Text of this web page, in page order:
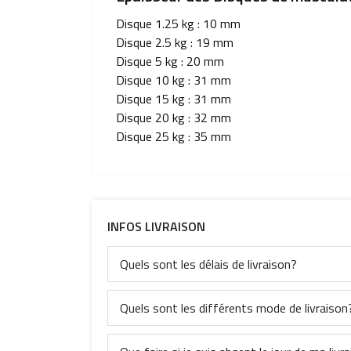
Disque 1.25 kg : 10 mm
Disque 2.5 kg : 19 mm
Disque 5 kg : 20 mm
Disque 10 kg : 31 mm
Disque 15 kg : 31 mm
Disque 20 kg : 32 mm
Disque 25 kg : 35 mm
INFOS LIVRAISON
Quels sont les délais de livraison?
Quels sont les différents mode de